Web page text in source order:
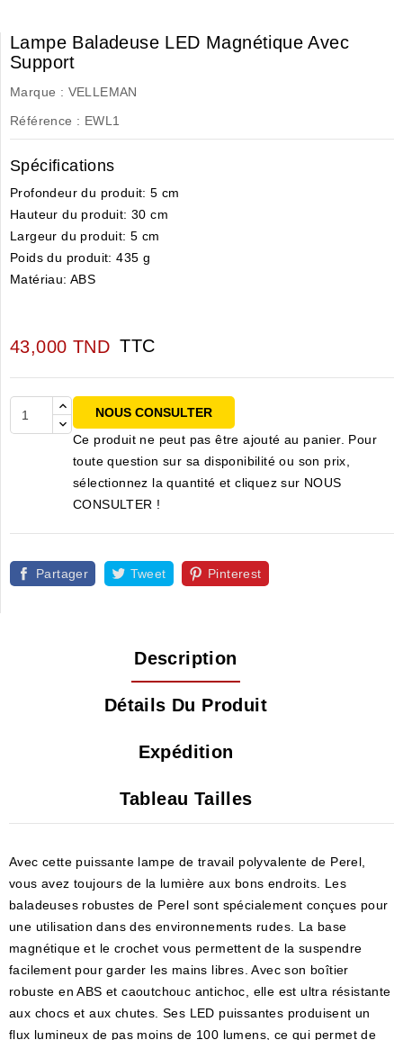
Lampe Baladeuse LED Magnétique Avec
Support
Marque : VELLEMAN
Référence : EWL1
Spécifications
Profondeur du produit: 5 cm
Hauteur du produit: 30 cm
Largeur du produit: 5 cm
Poids du produit: 435 g
Matériau: ABS
43,000 TND TTC
NOUS CONSULTER
Ce produit ne peut pas être ajouté au panier. Pour
toute question sur sa disponibilité ou son prix,
sélectionnez la quantité et cliquez sur NOUS
CONSULTER !
Partager Tweet Pinterest
Description
Détails Du Produit
Expédition
Tableau Tailles
Avec cette puissante lampe de travail polyvalente de Perel,
vous avez toujours de la lumière aux bons endroits. Les
baladeuses robustes de Perel sont spécialement conçues pour
une utilisation dans des environnements rudes. La base
magnétique et le crochet vous permettent de la suspendre
facilement pour garder les mains libres. Avec son boîtier
robuste en ABS et caoutchouc antichoc, elle est ultra résistante
aux chocs et aux chutes. Ses LED puissantes produisent un
flux lumineux de pas moins de 100 lumens, ce qui permet de